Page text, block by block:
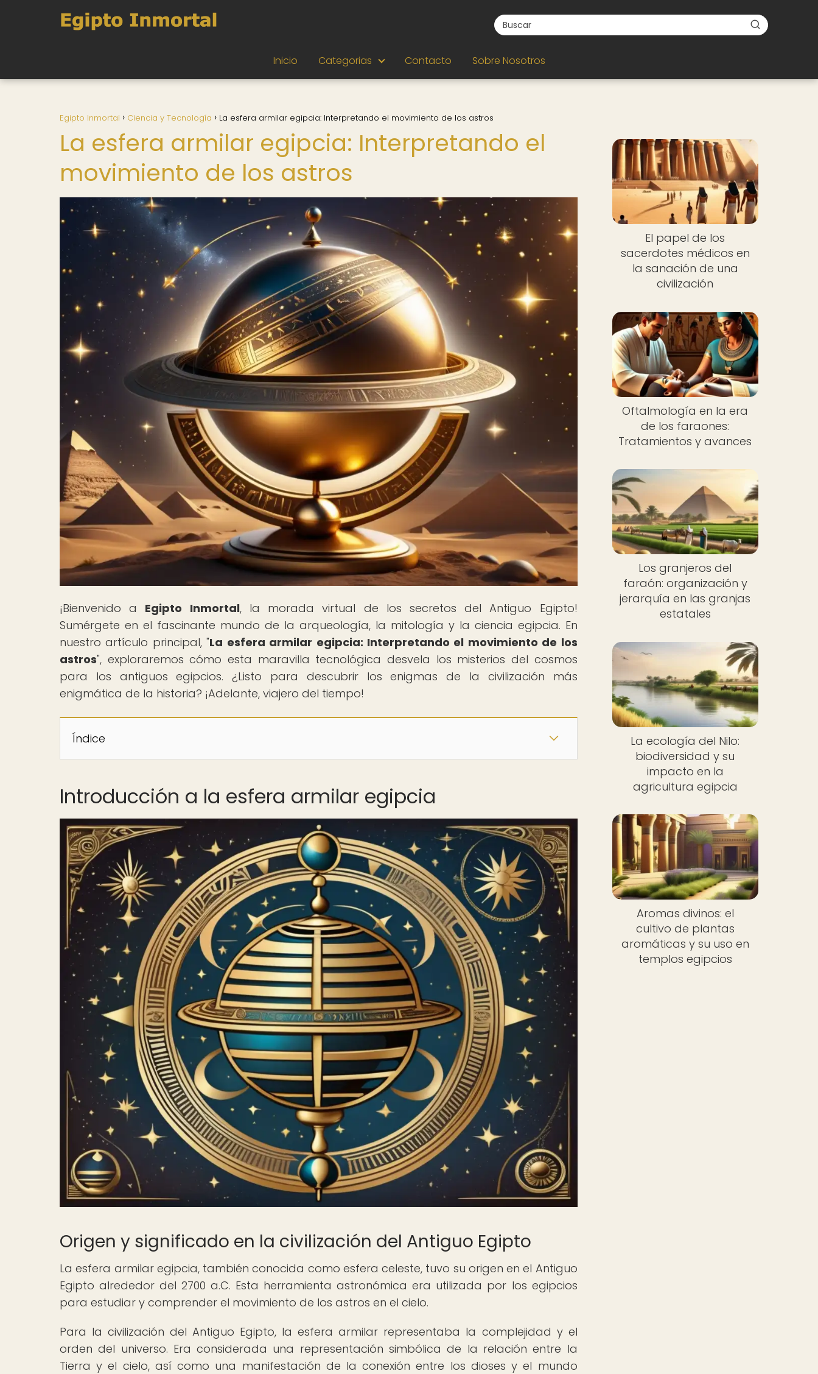
Inicio Categorias Contacto Sobre Nosotros
Egipto Inmortal Ciencia y Tecnología La esfera armilar egipcia: Interpretando el movimiento de los astros
La esfera armilar egipcia: Interpretando el
movimiento de los astros
¡Bienvenido a Egipto Inmortal, la morada virtual de los secretos del Antiguo Egipto!
Sumérgete en el fascinante mundo de la arqueología, la mitología y la ciencia egipcia. En
nuestro artículo principal, "La esfera armilar egipcia: Interpretando el movimiento de los
astros", exploraremos cómo esta maravilla tecnológica desvela los misterios del cosmos
para los antiguos egipcios. ¿Listo para descubrir los enigmas de la civilización más
enigmática de la historia? ¡Adelante, viajero del tiempo!
Índice
Introducción a la esfera armilar egipcia
Origen y significado en la civilización del Antiguo Egipto
La esfera armilar egipcia, también conocida como esfera celeste, tuvo su origen en el Antiguo
Egipto alrededor del 2700 a.C. Esta herramienta astronómica era utilizada por los egipcios
para estudiar y comprender el movimiento de los astros en el cielo.
Para la civilización del Antiguo Egipto, la esfera armilar representaba la complejidad y el
orden del universo. Era considerada una representación simbólica de la relación entre la
Tierra y el cielo, así como una manifestación de la conexión entre los dioses y el mundo
El papel de los
sacerdotes médicos en
la sanación de una
civilización
Oftalmología en la era
de los faraones:
Tratamientos y avances
Los granjeros del
faraón: organización y
jerarquía en las granjas
estatales
La ecología del Nilo:
biodiversidad y su
impacto en la
agricultura egipcia
Aromas divinos: el
cultivo de plantas
aromáticas y su uso en
templos egipcios